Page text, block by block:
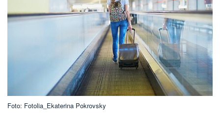
Foto: Fotolia_Ekaterina Pokrovsky